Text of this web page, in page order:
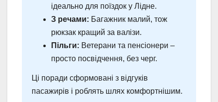
ідеально для поїздок у Лідне.
З речами: Багажник малий, тож
рюкзак кращий за валізи.
Пільги: Ветерани та пенсіонери –
просто посвідчення, без черг.
Ці поради сформовані з відгуків
пасажирів і роблять шлях комфортнішим.